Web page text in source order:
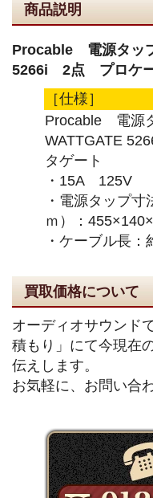
商品説明
Procable 電源タッ
5266i 2点 プロケ
［仕様］
Procable 電源
WATTGATE
タゲート
・15A 125V
・電源タップ
ｍ）：
・ケーブル長：
買取価格について
オーディオサウンド
積もり」にて今現在
伝えします。
お気軽に、お問い合